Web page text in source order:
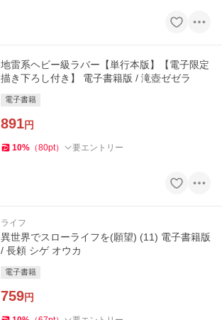
地雷系ヘビー級ラバー【単行本版】【電子限定
描き下ろし付き】 電子書籍版 / 滝壺ゼゼラ
電子書籍
891円
10% （80pt） 要エントリー
ライフ
異世界でスローライフを(願望) (11) 電子書籍版
/ 長頼 シゲ オウカ
電子書籍
759円